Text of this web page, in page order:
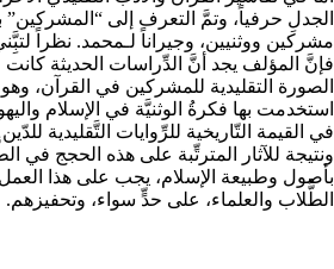
الجدلِ حرفياً، وتمَّ التعرف إلى
مشركين ووثنيين، وجيراناً لـمحمد. نظراً
فإنَّ المؤلف يجد أنَّ الدِّراسات الحديثة
الصورة التقليدية للمشركين في القرآن،
استخدمت بها فكرةُ الوثنيَّة في الإسلام
في القيمة التّاريخية للرِّوايات التَّقليدية
ونتيجة للآثار المترتِّبة على هذه الحجج في
بأصول وطبيعة الإسلام، يجب على هذا
الطُّلاب والعلماء، على حدٍّ سواء، وتحفيزهم.